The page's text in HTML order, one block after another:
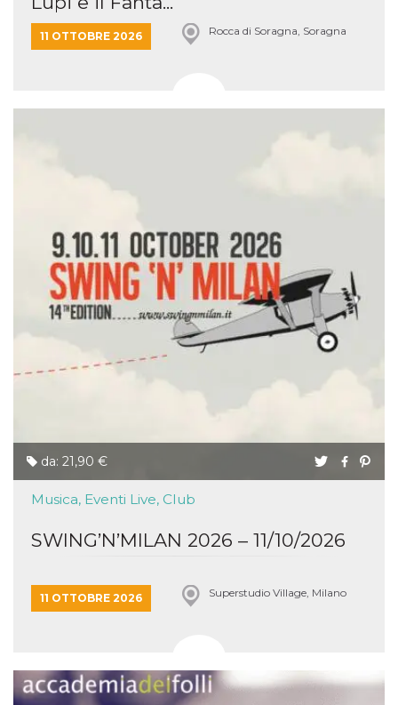
11 OTTOBRE 2026 Rocca di Soragna, Soragna
da: 21,90 €
Musica, Eventi Live, Club
SWING’N’MILAN 2026 – 11/10/2026
11 OTTOBRE 2026 Superstudio Village, Milano